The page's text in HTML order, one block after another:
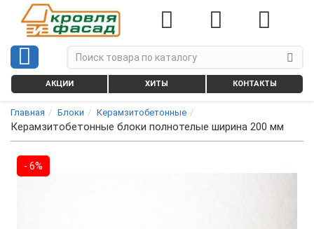
АКЦИИ ХИТЫ КОНТАКТЫ
Главная Блоки Керамзитобетонные
Керамзитобетонные блоки полнотелые ширина 200 мм
- 6%